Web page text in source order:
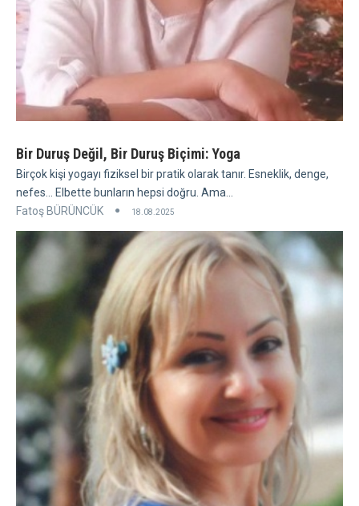
Bir Duruş Değil, Bir Duruş Biçimi: Yoga
Birçok kişi yogayı fiziksel bir pratik olarak tanır. Esneklik, denge,
nefes... Elbette bunların hepsi doğru. Ama...
Fatoş BÜRÜNCÜK
18.08.2025